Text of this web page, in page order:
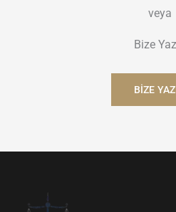
veya
Bize
BIZE